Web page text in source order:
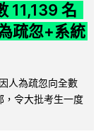
11,139 名
疏忽+系統
人為疏忽向全數
，令大批考生一度